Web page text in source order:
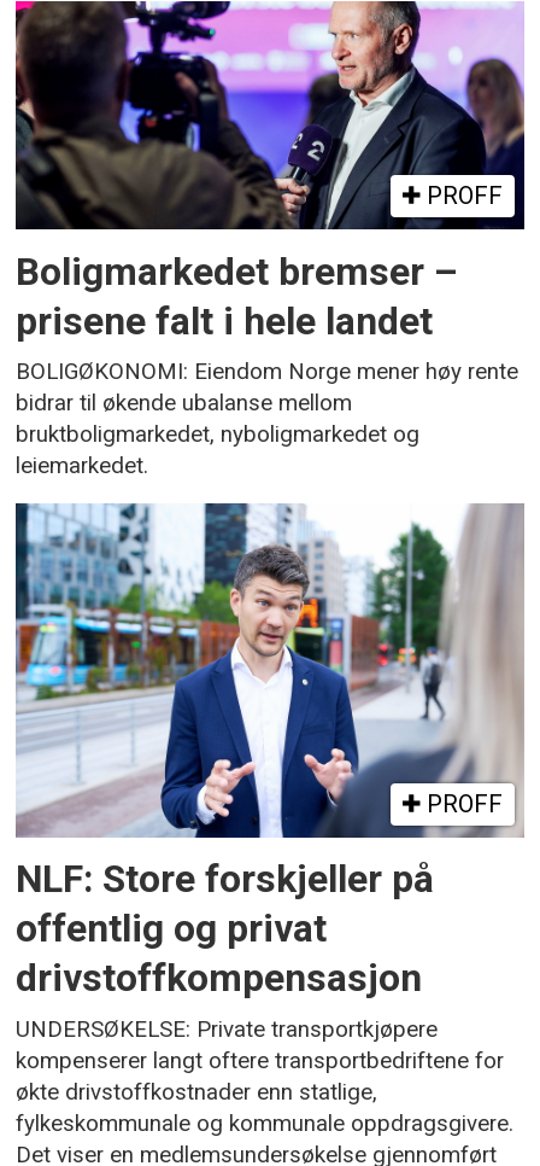
PROFF
Boligmarkedet bremser –
prisene falt i hele landet
BOLIGØKONOMI: Eiendom Norge mener høy rente
bidrar til økende ubalanse mellom
bruktboligmarkedet, nyboligmarkedet og
leiemarkedet.
PROFF
NLF: Store forskjeller på
offentlig og privat
drivstoffkompensasjon
UNDERSØKELSE: Private transportkjøpere
kompenserer langt oftere transportbedriftene for
økte drivstoffkostnader enn statlige,
fylkeskommunale og kommunale oppdragsgivere.
Det viser en medlemsundersøkelse gjennomført